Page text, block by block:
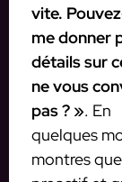
vite.
me donner
détails sur
ne vous
pas ? ». En
quelques
montres